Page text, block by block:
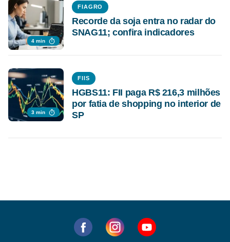
4 min
FIAGRO
Recorde da soja entra no radar do
SNAG11; confira indicadores
3 min
FIIS
HGBS11: FII paga R$ 216,3 milhões
por fatia de shopping no interior de
SP